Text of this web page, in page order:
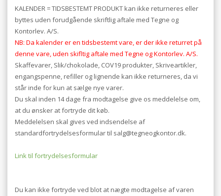
KALENDER = TIDSBESTEMT PRODUKT kan ikke returneres eller
byttes uden forudgående skriftlig aftale med Tegne og
Kontorlev. A/S.
NB: Da kalender er en tidsbestemt vare, er der ikke returret på
denne vare, uden skifltig aftale med Tegne og Kontorlev. A/S.
Skaffevarer, Slik/chokolade, COV19 produkter, Skriveartikler,
engangspenne, refiller og lignende kan ikke returneres, da vi
står inde for kun at sælge nye varer.
Du skal inden 14 dage fra modtagelse give os meddelelse om,
at du ønsker at fortryde dit køb.
Meddelelsen skal gives ved indsendelse af
standardfortrydelsesformular til salg@tegneogkontor.dk.
Link til fortrydelsesformular
Du kan ikke fortryde ved blot at nægte modtagelse af varen